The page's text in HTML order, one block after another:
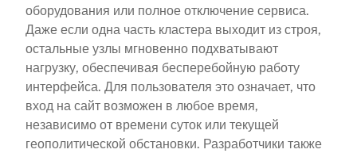
оборудования или полное отключение сервиса.
Даже если одна часть кластера выходит из строя,
остальные узлы мгновенно подхватывают
нагрузку, обеспечивая бесперебойную работу
интерфейса. Для пользователя это означает, что
вход на сайт возможен в любое время,
независимо от времени суток или текущей
геополитической обстановки. Разработчики также